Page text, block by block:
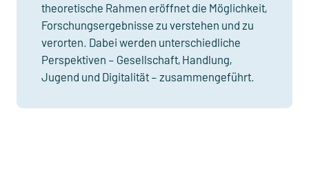
theoretische Rahmen eröffnet die Möglichkeit,
Forschungsergebnisse zu verstehen und zu
verorten. Dabei werden unterschiedliche
Perspektiven – Gesellschaft, Handlung,
Jugend und Digitalität – zusammengeführt.